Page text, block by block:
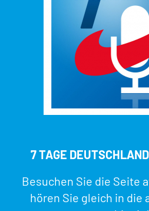
7 TAGE
Besuchen Sie die Seite
hören Sie gleich in die